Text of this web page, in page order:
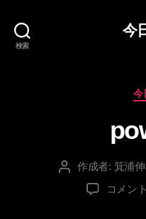
検索
今
今
投 作成者: 箕浦
powerful
コメン